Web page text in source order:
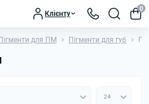
Клієнту
0
Пігменти для ПМ Пігменти для губ